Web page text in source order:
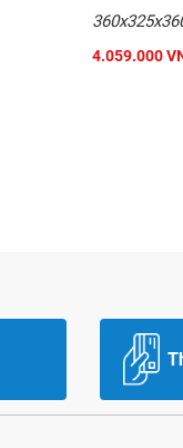
4.059.000